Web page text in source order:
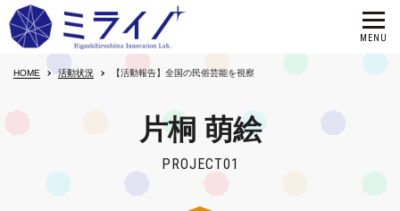
HOME 活動状況 【活動報告】全国の民俗芸能を視察
片桐 萌絵
PROJECT01